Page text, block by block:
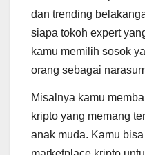
dan trending
siapa tokoh expert
kamu memilih sosok
orang sebagai
Misalnya kamu
kripto yang memang
anak muda. Kamu